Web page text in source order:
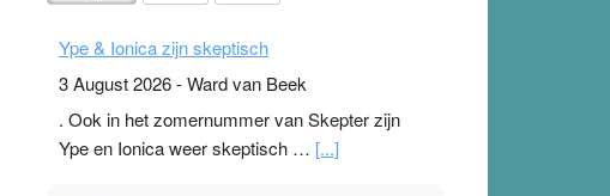
Ype & Ionica zijn skeptisch
3 August 2026-Ward van Beek
. Ook in het zomernummer van Skepter zijn
Ype en Ionica weer skeptisch … [...]